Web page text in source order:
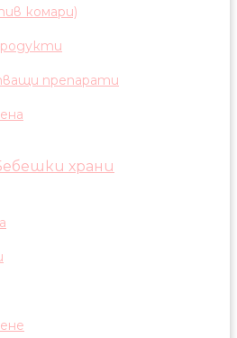
комари)
препарати
храни